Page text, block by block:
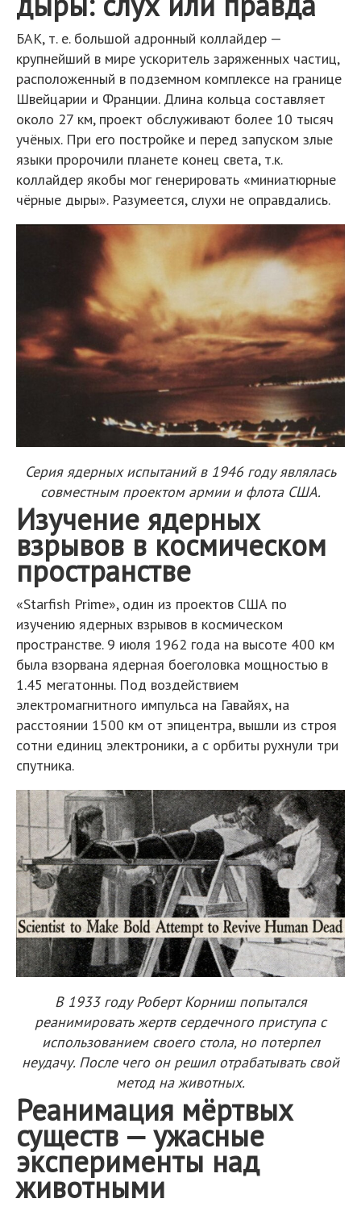
БАК, т. е. большой адронный коллайдер —
крупнейший в мире ускоритель заряженных частиц,
расположенный в подземном комплексе на границе
Швейцарии и Франции. Длина кольца составляет
около 27 км, проект обслуживают более 10 тысяч
учёных. При его постройке и перед запуском злые
языки пророчили планете конец света, т.к.
коллайдер якобы мог генерировать «миниатюрные
чёрные дыры». Разумеется, слухи не оправдались.
Серия ядерных испытаний в 1946 году являлась
совместным проектом армии и флота США.
Изучение ядерных
взрывов в космическом
пространстве
«Starfish Prime», один из проектов США по
изучению ядерных взрывов в космическом
пространстве. 9 июля 1962 года на высоте 400 км
была взорвана ядерная боеголовка мощностью в
1.45 мегатонны. Под воздействием
электромагнитного импульса на Гавайях, на
расстоянии 1500 км от эпицентра, вышли из строя
сотни единиц электроники, а с орбиты рухнули три
спутника.
В 1933 году Роберт Корниш попытался
реанимировать жертв сердечного приступа с
использованием своего стола, но потерпел
неудачу. После чего он решил отрабатывать свой
метод на животных.
Реанимация мёртвых
существ — ужасные
эксперименты над
животными